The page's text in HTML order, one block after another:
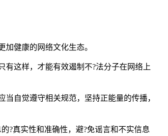
健康的网络文化生态。
这样，才能有效遏制不?法分子在网络上
自觉遵守相关规范，坚持正能量的传播，
?真实性和准确性，避?免谣言和不实信息